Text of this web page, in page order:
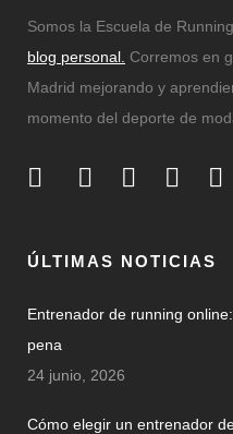
Somos la Escuela de
blog personal. Corremos en
Madrid mejorando y
momento del deporte de
ÚLTIMAS NOTICIAS
Entrenador de running
pena
24 junio, 2026
Cómo elegir un entrenador